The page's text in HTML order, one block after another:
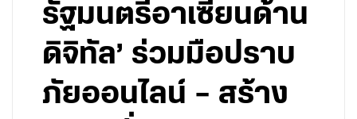
รัฐมนตรีอาเซียนด้าน
ดิจิทัล’ ร่วมมือปราบ
ภัยออนไลน์ – สร้าง